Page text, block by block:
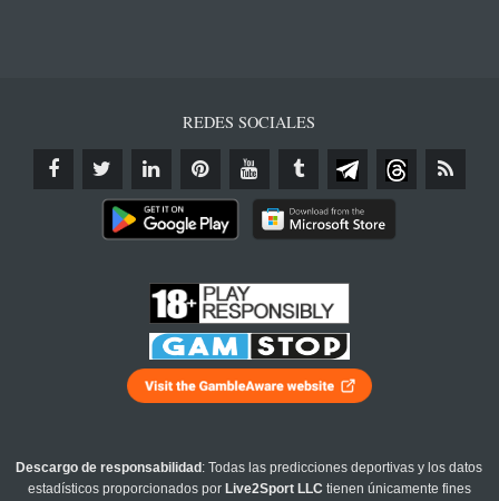
REDES SOCIALES
Descargo de responsabilidad : Todas las predicciones deportivas y los datos
estadísticos proporcionados por Live2Sport LLC tienen únicamente fines